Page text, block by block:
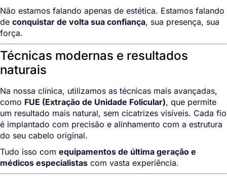
Não estamos falando apenas de estética. Estamos falando
de conquistar de volta sua confiança, sua presença, sua
força.
Técnicas modernas e resultados
naturais
Na nossa clínica, utilizamos as técnicas mais avançadas,
como FUE (Extração de Unidade Folicular), que permite
um resultado mais natural, sem cicatrizes visíveis. Cada fio
é implantado com precisão e alinhamento com a estrutura
do seu cabelo original.
Tudo isso com equipamentos de última geração e
médicos especialistas com vasta experiência.